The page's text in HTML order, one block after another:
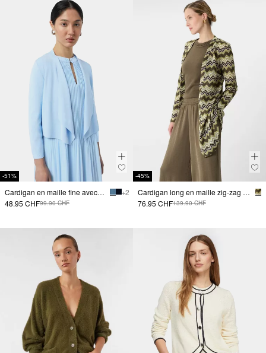
-51%
Cardigan en maille fine avec détails ajourés
+ 2
48.95 CHF99.90 CHF
-45%
Cardigan long en maille zig-zag ajourée
76.95 CHF139.90 CHF